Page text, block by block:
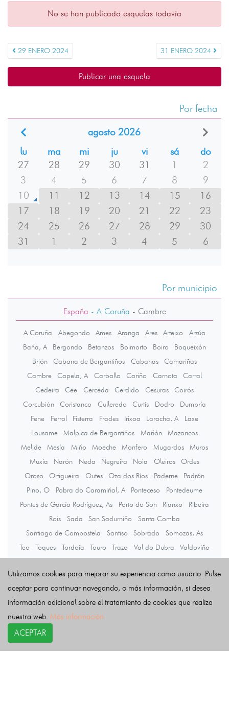
No se han publicado esquelas todavía
29 ENERO 2024 31 ENERO 2024
Publicar una esquela
Por fecha
agosto 2026
lu
ma mi ju vi sá
do
27
28 29 30 31 1
2
3
4 5 6 7 8
9
10
11 12 13 14 15
16
17
18 19 20 21 22
23
24
25 26 27 28 29
30
31
1 2 3 4 5 6
Por municipio
España - A Coruña - Cambre
A Coruña Abegondo Ames Aranga Ares Arteixo
Arzúa
Baña, A
Bergondo Betanzos Boimorto Boiro
Boqueixón
Brión
Cabana de Bergantiños Cabanas
Camariñas
Cambre
Capela, A Carballo Cariño Carnota
Carral
Cedeira
Cee Cerceda Cerdido Cesuras
Coirós
Corcubión
Coristanco Culleredo Curtis Dodro
Dumbría
Fene
Ferrol Fisterra Frades Irixoa Laracha, A
Laxe
Lousame
Malpica de Bergantiños Mañón
Mazaricos
Melide
Mesía Miño Moeche Monfero Mugardos
Muros
Muxía
Narón Neda Negreira Noia Oleiros
Ordes
Oroso
Ortigueira Outes Oza dos Ríos Paderne
Padrón
Pino, O
Pobra do Caramiñal, A Ponteceso
Pontedeume
Pontes de García Rodríguez, As
Porto do Son Rianxo
Ribeira
Rois
Sada San Sadurniño
Santa Comba
Santiago de Compostela
Santiso Sobrado
Somozas, As
Teo
Toques Tordoia Touro Trazo Val do Dubra
Valdoviño
Últimas noticias
Utilizamos cookies para mejorar su experiencia como usuario. Pulse
aceptar para continuar navegando, o más información, si desea
información adicional sobre el tratamiento de cookies que realiza
nuestra web. Más información
ACEPTAR